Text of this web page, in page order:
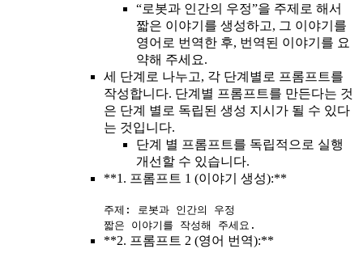
“로봇과 인간의 우정”을 주제로 해서
짧은 이야기를 생성하고, 그 이야기를
영어로 번역한 후, 번역된 이야기를 요
약해 주세요.
세 단계로 나누고, 각 단계별로 프롬프트를
작성합니다. 단계별 프롬프트를 만든다는 것
은 단계 별로 독립된 생성 지시가 될 수 있다
는 것입니다.
단계 별 프롬프트를 독립적으로 실행
개선할 수 있습니다.
**1. 프롬프트 1 (이야기 생성):**
주제: 로봇과 인간의 우정
짧은 이야기를 작성해 주세요.
**2. 프롬프트 2 (영어 번역):**